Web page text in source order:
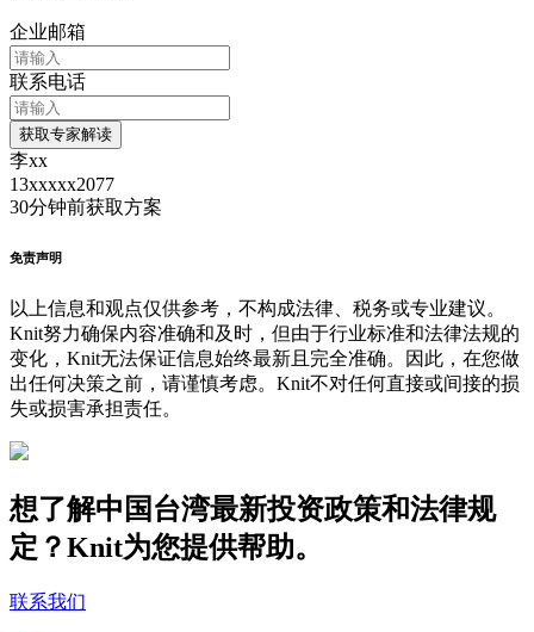
企业邮箱
联系电话
获取专家解读
李xx
13xxxxx2077
30分钟前获取方案
免责声明
以上信息和观点仅供参考，不构成法律、税务或专业建议。
Knit努力确保内容准确和及时，但由于行业标准和法律法规的
变化，Knit无法保证信息始终最新且完全准确。因此，在您做
出任何决策之前，请谨慎考虑。Knit不对任何直接或间接的损
失或损害承担责任。
想了解中国台湾最新投资政策和法律规
定？Knit为您提供帮助。
联系我们